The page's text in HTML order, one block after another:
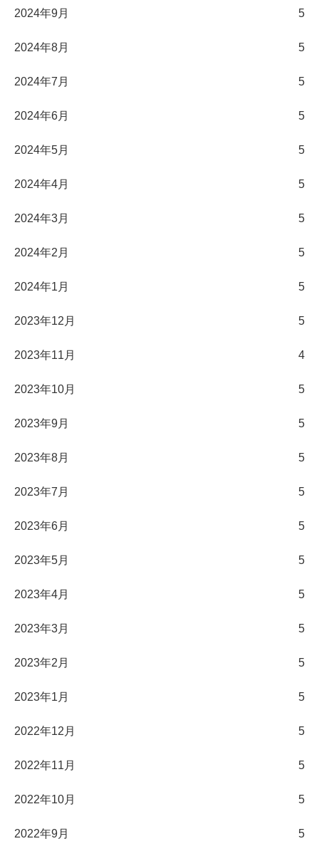
2024年9月 5
2024年8月 5
2024年7月 5
2024年6月 5
2024年5月 5
2024年4月 5
2024年3月 5
2024年2月 5
2024年1月 5
2023年12月 5
2023年11月 4
2023年10月 5
2023年9月 5
2023年8月 5
2023年7月 5
2023年6月 5
2023年5月 5
2023年4月 5
2023年3月 5
2023年2月 5
2023年1月 5
2022年12月 5
2022年11月 5
2022年10月 5
2022年9月 5